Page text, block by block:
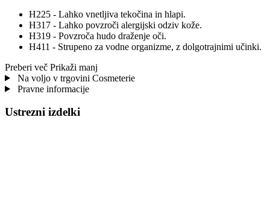
H225 - Lahko vnetljiva tekočina in hlapi.
H317 - Lahko povzroči alergijski odziv kože.
H319 - Povzroča hudo draženje oči.
H411 - Strupeno za vodne organizme, z dolgotrajnimi učinki.
Preberi več Prikaži manj
Na voljo v trgovini Cosmeterie
Pravne informacije
Ustrezni izdelki